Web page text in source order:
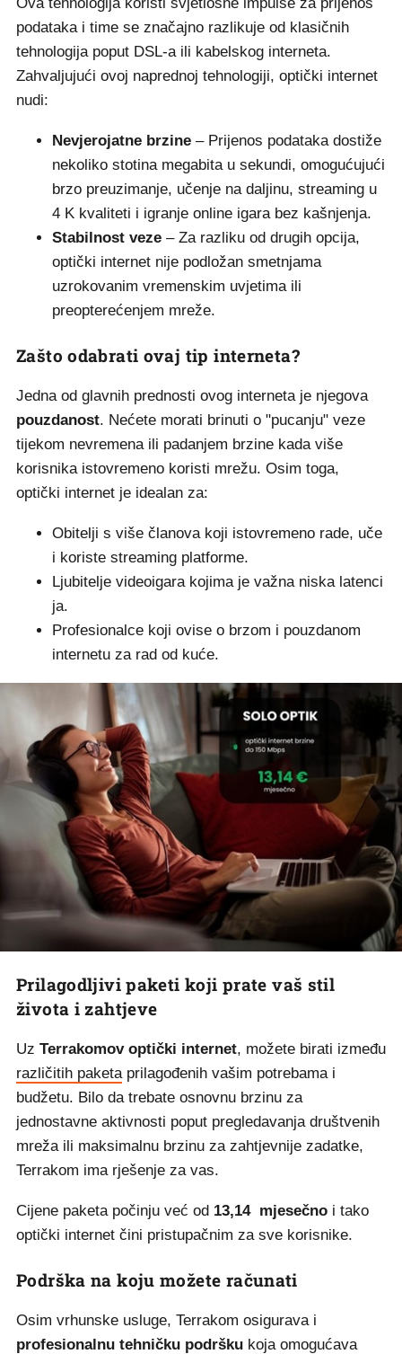
podataka i time se značajno razlikuje od klasičnih
tehnologija poput DSL-a ili kabelskog interneta.
Zahvaljujući ovoj naprednoj tehnologiji, optički internet
nudi:
Nevjerojatne brzine – Prijenos podataka dostiže
nekoliko stotina megabita u sekundi, omogućujući
brzo preuzimanje, učenje na daljinu, streaming u
4 K kvaliteti i igranje online igara bez kašnjenja.
Stabilnost veze – Za razliku od drugih opcija,
optički internet nije podložan smetnjama
uzrokovanim vremenskim uvjetima ili
preopterećenjem mreže.
Zašto odabrati ovaj tip interneta?
Jedna od glavnih prednosti ovog interneta je njegova
pouzdanost. Nećete morati brinuti o "pucanju" veze
tijekom nevremena ili padanjem brzine kada više
korisnika istovremeno koristi mrežu. Osim toga,
optički internet je idealan za:
Obitelji s više članova koji istovremeno rade, uče
i koriste streaming platforme.
Ljubitelje videoigara kojima je važna niska latenci
ja.
Profesionalce koji ovise o brzom i pouzdanom
internetu za rad od kuće.
Prilagodljivi paketi koji prate vaš stil
života i zahtjeve
Uz Terrakomov optički internet, možete birati između
različitih paketa prilagođenih vašim potrebama i
budžetu. Bilo da trebate osnovnu brzinu za
jednostavne aktivnosti poput pregledavanja društvenih
mreža ili maksimalnu brzinu za zahtjevnije zadatke,
Terrakom ima rješenje za vas.
Cijene paketa počinju već od 13,14 mjesečno i tako
optički internet čini pristupačnim za sve korisnike.
Podrška na koju možete računati
Osim vrhunske usluge, Terrakom osigurava i
profesionalnu tehničku podršku koja omogućava